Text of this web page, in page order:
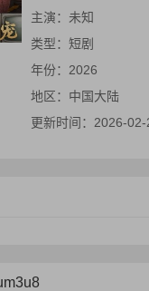
主演： 未知
类型： 短剧
年份： 2026
地区： 中国大陆
更新时间： 2026-02-